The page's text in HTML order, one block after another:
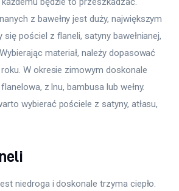
z bawełny jest duży, największym
pościel z flaneli, satyny bawełnianej,
materiał, należy dopasować
W okresie zimowym doskonale
z lnu, bambusa lub wełny.
wybierać pościele z satyny, atłasu,
niedroga i doskonale trzyma ciepło.